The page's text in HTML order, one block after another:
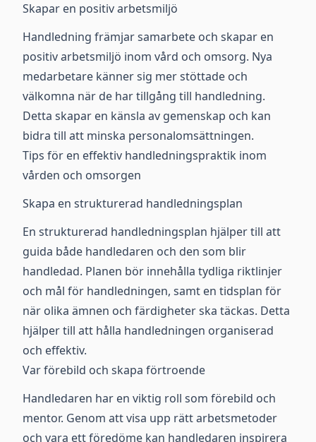
Skapar en positiv arbetsmiljö
Handledning främjar samarbete och skapar en
positiv arbetsmiljö inom vård och omsorg. Nya
medarbetare känner sig mer stöttade och
välkomna när de har tillgång till handledning.
Detta skapar en känsla av gemenskap och kan
bidra till att minska personalomsättningen.
Tips för en effektiv handledningspraktik inom
vården och omsorgen
Skapa en strukturerad handledningsplan
En strukturerad handledningsplan hjälper till att
guida både handledaren och den som blir
handledad. Planen bör innehålla tydliga riktlinjer
och mål för handledningen, samt en tidsplan för
när olika ämnen och färdigheter ska täckas. Detta
hjälper till att hålla handledningen organiserad
och effektiv.
Var förebild och skapa förtroende
Handledaren har en viktig roll som förebild och
mentor. Genom att visa upp rätt arbetsmetoder
och vara ett föredöme kan handledaren inspirera